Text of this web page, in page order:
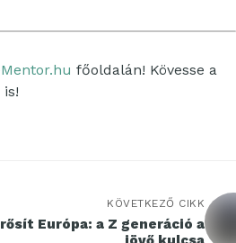
főoldalán! Kövesse a
is!
KÖVETKEZŐ CIKK
Európa: a Z generáció a